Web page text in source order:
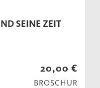
SEINE ZEIT
20,00 €
BROSCHUR